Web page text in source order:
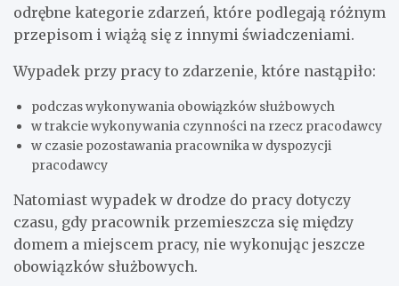
odrębne kategorie zdarzeń, które podlegają różnym
przepisom i wiążą się z innymi świadczeniami.
Wypadek przy pracy to zdarzenie, które nastąpiło:
podczas wykonywania obowiązków służbowych
w trakcie wykonywania czynności na rzecz pracodawcy
w czasie pozostawania pracownika w dyspozycji
pracodawcy
Natomiast wypadek w drodze do pracy dotyczy
czasu, gdy pracownik przemieszcza się między
domem a miejscem pracy, nie wykonując jeszcze
obowiązków służbowych.